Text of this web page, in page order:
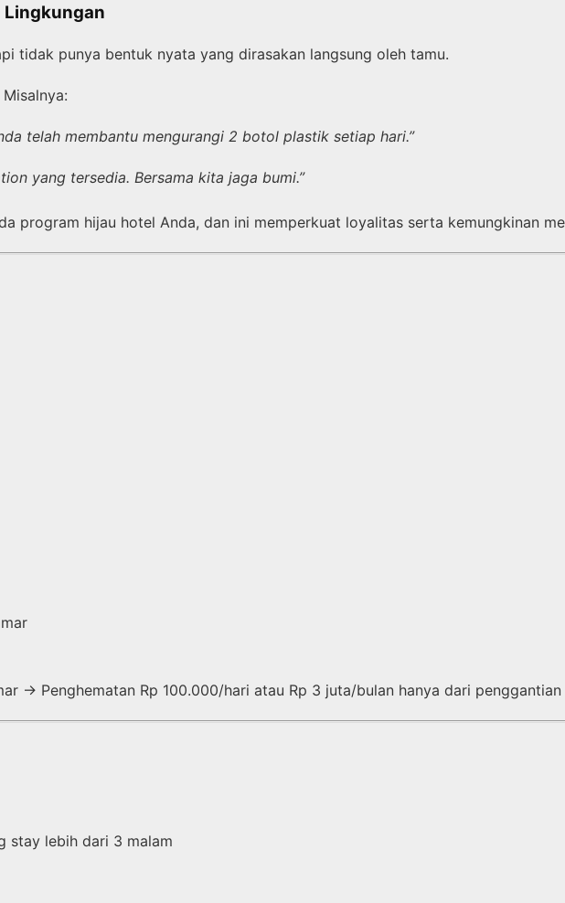
Lingkungan
tidak punya bentuk nyata yang dirasakan langsung oleh tamu.
telah membantu mengurangi 2 botol plastik setiap hari.”
yang tersedia. Bersama kita jaga bumi.”
program hijau hotel Anda, dan ini memperkuat loyalitas serta kemungkinan
→ Penghematan Rp 100.000/hari atau Rp 3 juta/bulan hanya dari
stay lebih dari 3 malam